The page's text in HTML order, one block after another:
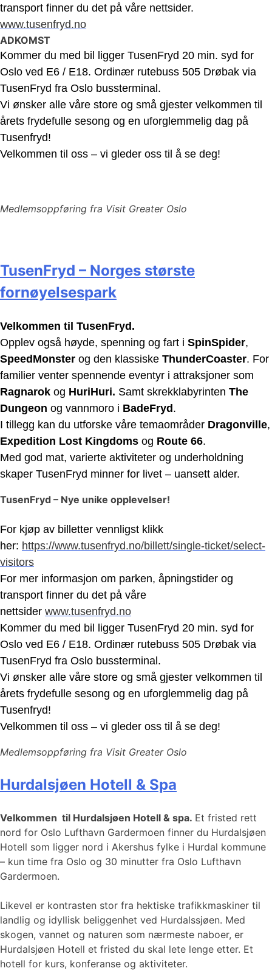
transport finner du det på våre nettsider.
www.tusenfryd.no
ADKOMST
Kommer du med bil ligger TusenFryd 20 min. syd for
Oslo ved E6 / E18. Ordinær rutebuss 505 Drøbak via
TusenFryd fra Oslo bussterminal.
Vi ønsker alle våre store og små gjester velkommen til
årets frydefulle sesong og en uforglemmelig dag på
Tusenfryd!
Velkommen til oss – vi gleder oss til å se deg!
Medlemsoppføring fra Visit Greater Oslo
TusenFryd – Norges største
fornøyelsespark
Velkommen til TusenFryd.
Opplev også høyde, spenning og fart i SpinSpider,
SpeedMonster og den klassiske ThunderCoaster. For
familier venter spennende eventyr i attraksjoner som
Ragnarok og HuriHuri. Samt skrekklabyrinten The
Dungeon og vannmoro i BadeFryd .
I tillegg kan du utforske våre temaområder Dragonville,
Expedition Lost Kingdoms og Route 66.
Med god mat, varierte aktiviteter og underholdning
skaper TusenFryd minner for livet – uansett alder.
TusenFryd – Nye unike opplevelser!
For kjøp av billetter vennligst klikk
her: https://www.tusenfryd.no/billett/single-ticket/select-
visitors
For mer informasjon om parken, åpningstider og
transport finner du det på våre
nettsider www.tusenfryd.no
Kommer du med bil ligger TusenFryd 20 min. syd for
Oslo ved E6 / E18. Ordinær rutebuss 505 Drøbak via
TusenFryd fra Oslo bussterminal.
Vi ønsker alle våre store og små gjester velkommen til
årets frydefulle sesong og en uforglemmelig dag på
Tusenfryd!
Velkommen til oss – vi gleder oss til å se deg!
Medlemsoppføring fra Visit Greater Oslo
Hurdalsjøen Hotell & Spa
Velkommen til Hurdalsjøen Hotell & spa. Et fristed rett
nord for Oslo Lufthavn Gardermoen finner du Hurdalsjøen
Hotell som ligger nord i Akershus fylke i Hurdal kommune
– kun time fra Oslo og 30 minutter fra Oslo Lufthavn
Gardermoen.
Likevel er kontrasten stor fra hektiske trafikkmaskiner til
landlig og idyllisk beliggenhet ved Hurdalssjøen. Med
skogen, vannet og naturen som nærmeste naboer, er
Hurdalsjøen Hotell et fristed du skal lete lenge etter. Et
hotell for kurs, konferanse og aktiviteter.